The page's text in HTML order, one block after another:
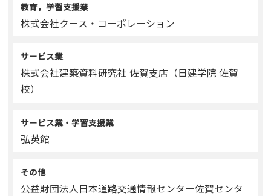
教育，学習支援業
株式会社クース・コーポレーション
サービス業
株式会社建築資料研究社 佐賀支店（日建学院 佐賀
校）
サービス業・学習支援業
弘英館
その他
公益財団法人日本道路交通情報センター佐賀センタ